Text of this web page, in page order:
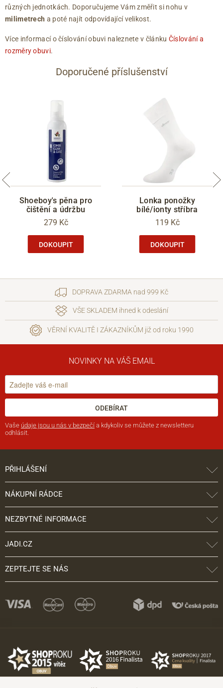
různých jednotkách. Doporučujeme Vám změřit si nohu v
milimetrech a poté najít odpovídající velikost.
Více informací o číslování obuvi naleznete v článku Číslování a
rozměry obuvi.
Doporučené příslušenství
Shoeboy's pěna pro
čištění a údržbu
279 Kč
DOKOUPIT
Lonka ponožky
bílé/ionty stříbra
119 Kč
DOKOUPIT
DOPRAVA ZDARMA nad 999 Kč
VŠE SKLADEM ihned k odeslání
VĚRNÍ KVALITĚ I ZÁKAZNÍKŮM již od roku 1990
NOVINKY NA VÁŠ EMAIL
ODEBÍRAT
Vaše údaje jsou u nás v bezpečí a kdykoliv se můžete z newsletteru
odhlásit.
PŘIHLÁŠENÍ
NÁKUPNÍ RÁDCE
NEZBYTNÉ INFORMACE
JADI.CZ
ZEPTEJTE SE NÁS